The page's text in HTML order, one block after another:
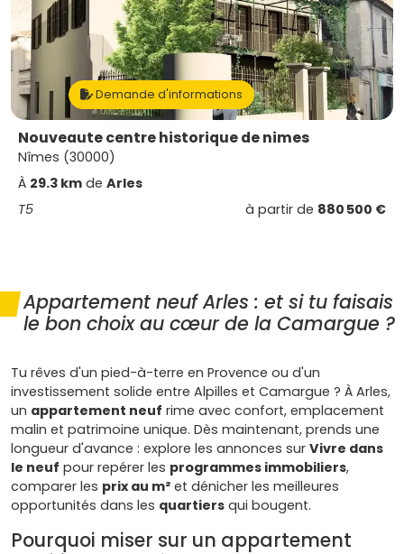
Demande d'informations
Nouveaute centre historique de nimes
Nîmes (30000)
À 29.3 km de Arles
T5
à partir de 880 500 €
Appartement neuf Arles : et si tu faisais
le bon choix au cœur de la Camargue ?
Tu rêves d'un pied-à-terre en Provence ou d'un
investissement solide entre Alpilles et Camargue ? À Arles,
un appartement neuf rime avec confort, emplacement
malin et patrimoine unique. Dès maintenant, prends une
longueur d'avance : explore les annonces sur Vivre dans
le neuf pour repérer les programmes immobiliers,
comparer les prix au m² et dénicher les meilleures
opportunités dans les quartiers qui bougent.
Pourquoi miser sur un appartement